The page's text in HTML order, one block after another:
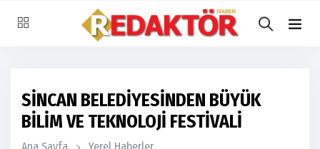
SİNCAN BELEDİYESİNDEN BÜYÜK
BİLİM VE TEKNOLOJİ FESTİVALİ